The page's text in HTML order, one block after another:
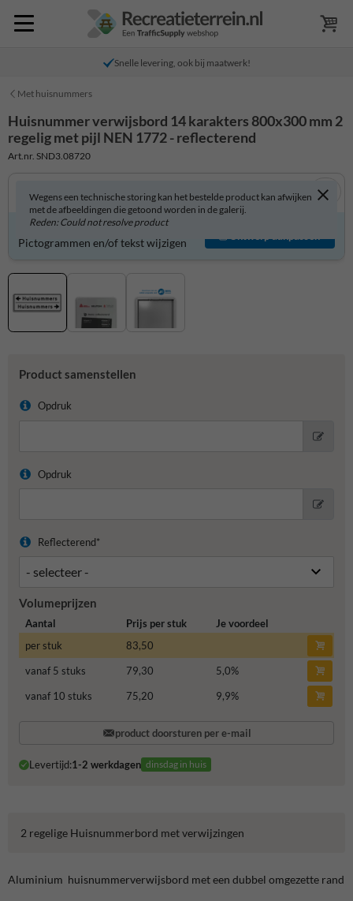
Snelle levering, ook bij maatwerk!
Met huisnummers
Huisnummer verwijsbord 14 karakters 800x300 mm 2
regelig met pijl NEN 1772 - reflecterend
Art.nr. SND3.08720
Wegens een technische storing kan het bestelde product kan afwijken
met de afbeeldingen die getoond worden in de galerij.
Reden: Could not resolve product
Product zelf aanpassen?
Pictogrammen en/of tekst wijzigen
Ontwerp aanpassen
Product samenstellen
Opdruk
Opdruk
Reflecterend*
Volumeprijzen
Aantal Prijs per stuk
Je voordeel
per stuk
83,50
vanaf 5 stuks
79,30 5,0%
vanaf 10 stuks
75,20 9,9%
product doorsturen per e-mail
Levertijd:1-2 werkdagen dinsdag in huis
2 regelige Huisnummerbord met verwijzingen
Aluminium huisnummerverwijsbord met een dubbel omgezette rand